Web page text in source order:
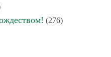
(276)